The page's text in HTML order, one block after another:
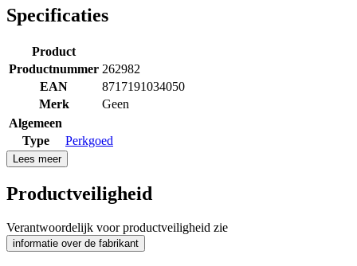
Specificaties
Product
Productnummer 262982
EAN
8717191034050
Merk
Geen
Algemeen
Type
Perkgoed
Lees meer
Productveiligheid
Verantwoordelijk voor productveiligheid zie
informatie over de fabrikant